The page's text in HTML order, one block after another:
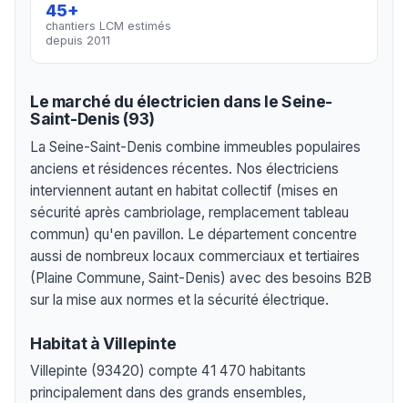
45+
chantiers LCM estimés
depuis 2011
Le marché du électricien dans le Seine-
Saint-Denis (93)
La Seine-Saint-Denis combine immeubles populaires
anciens et résidences récentes. Nos électriciens
interviennent autant en habitat collectif (mises en
sécurité après cambriolage, remplacement tableau
commun) qu'en pavillon. Le département concentre
aussi de nombreux locaux commerciaux et tertiaires
(Plaine Commune, Saint-Denis) avec des besoins B2B
sur la mise aux normes et la sécurité électrique.
Habitat à Villepinte
Villepinte (93420) compte 41 470 habitants
principalement dans des grands ensembles,